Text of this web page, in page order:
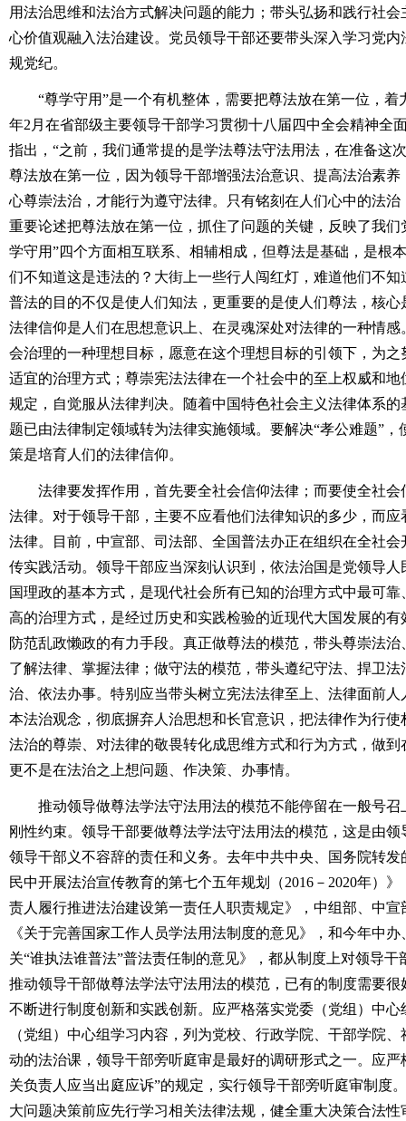
用法治思维和法治方式解决问题的能力；带头弘扬和践行社
心价值观融入法治建设。党员领导干部还要带头深入学习党
规党纪。
“尊学守用”是一个有机整体，需要把尊法放在第一位，着
年2月在省部级主要领导干部学习贯彻十八届四中全会精神全
指出，“之前，我们通常提的是学法尊法守法用法，在准备这
尊法放在第一位，因为领导干部增强法治意识、提高法治素
心尊崇法治，才能行为遵守法律。只有铭刻在人们心中的法
重要论述把尊法放在第一位，抓住了问题的关键，反映了我
学守用”四个方面相互联系、相辅相成，但尊法是基础，是根
们不知道这是违法的？大街上一些行人闯红灯，难道他们不
普法的目的不仅是使人们知法，更重要的是使人们尊法，核
法律信仰是人们在思想意识上、在灵魂深处对法律的一种情
会治理的一种理想目标，愿意在这个理想目标的引领下，为
适宜的治理方式；尊崇宪法法律在一个社会中的至上权威和
规定，自觉服从法律判决。随着中国特色社会主义法律体系
题已由法律制定领域转为法律实施领域。要解决“孝公难题”
策是培育人们的法律信仰。
法律要发挥作用，首先要全社会信仰法律；而要使全社会
法律。对于领导干部，主要不应看他们法律知识的多少，而
法律。目前，中宣部、司法部、全国普法办正在组织在全社
传实践活动。领导干部应当深刻认识到，依法治国是党领导
国理政的基本方式，是现代社会所有已知的治理方式中最可
高的治理方式，是经过历史和实践检验的近现代大国发展的
防范乱政懒政的有力手段。真正做尊法的模范，带头尊崇法
了解法律、掌握法律；做守法的模范，带头遵纪守法、捍卫
治、依法办事。特别应当带头树立宪法法律至上、法律面前
本法治观念，彻底摒弃人治思想和长官意识，把法律作为行
法治的尊崇、对法律的敬畏转化成思维方式和行为方式，做
更不是在法治之上想问题、作决策、办事情。
推动领导做尊法学法守法用法的模范不能停留在一般号召
刚性约束。领导干部要做尊法学法守法用法的模范，这是由
领导干部义不容辞的责任和义务。去年中共中央、国务院转
民中开展法治宣传教育的第七个五年规划（2016－2020年）
责人履行推进法治建设第一责任人职责规定》，中组部、中
《关于完善国家工作人员学法用法制度的意见》，和今年中
关“谁执法谁普法”普法责任制的意见》，都从制度上对领导
推动领导干部做尊法学法守法用法的模范，已有的制度需要
不断进行制度创新和实践创新。应严格落实党委（党组）中
（党组）中心组学习内容，列为党校、行政学院、干部学院
动的法治课，领导干部旁听庭审是最好的调研形式之一。应
关负责人应当出庭应诉”的规定，实行领导干部旁听庭审制度
大问题决策前应先行学习相关法律法规，健全重大决策合法